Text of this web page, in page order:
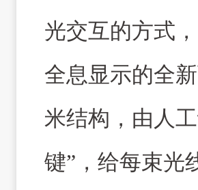
光交互的方式
全息显示的全
米结构，由人
键”，给每束光